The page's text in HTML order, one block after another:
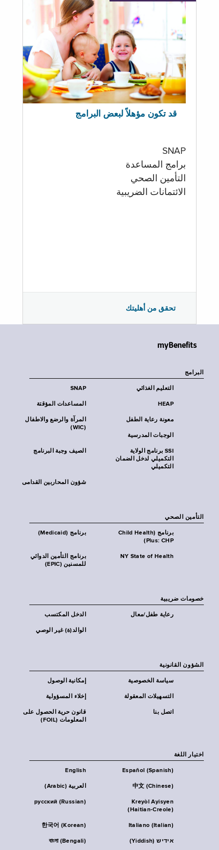
قد تكون مؤهلاً لبعض البرامج
SNAP
برامج المساعدة
التأمين الصحي
الائتمانات الضريبية
تحقق من أهليتك
myBenefits
البرامج
SNAP التعليم الغذائي
المساعدات المؤقتة HEAP
المرآة والرضع والاطفال
(WIC)
معونة رعاية الطفل
الوجبات المدرسية
الصيف وجبة البرنامج
SSI برنامج الولاية
التكميلي لدخل الضمان
التكميلي
شؤون المحاربين القدامى
التأمين الصحي
برنامج (Medicaid)
برنامج (Child Health
Plus: CHP)
برنامج التأمين الدوائي
للمسنين (EPIC)
NY State of Health
خصومات ضريبية
الدخل المكتسب رعاية طفل/معال
الوالد(ة) غير الوصي
الشؤون القانونية
إمكانية الوصول سياسة الخصوصية
إخلاء المسؤولية التسهيلات المعقولة
قانون حرية الحصول على
المعلومات (FOIL)
اتصل بنا
اختيار اللغة
English Español (Spanish)
العربية (Arabic) 中文 (Chinese)
русский (Russian)
Kreyòl Ayisyen
(Haitian-Creole)
한국어 (Korean) Italiano (Italian)
বাংলা (Bengali) אידיש (Yiddish)